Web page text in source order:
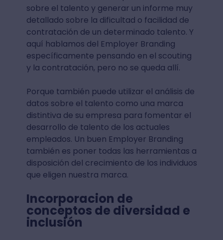
sobre el talento y generar un informe muy
detallado sobre la dificultad o facilidad de
contratación de un determinado talento. Y
aquí hablamos del Employer Branding
específicamente pensando en el scouting
y la contratación, pero no se queda allí.
Porque también puede utilizar el análisis de
datos sobre el talento como una marca
distintiva de su empresa para fomentar el
desarrollo de talento de los actuales
empleados. Un buen Employer Branding
también es poner todas las herramientas a
disposición del crecimiento de los individuos
que eligen nuestra marca.
Incorporacion de
conceptos de diversidad e
inclusión